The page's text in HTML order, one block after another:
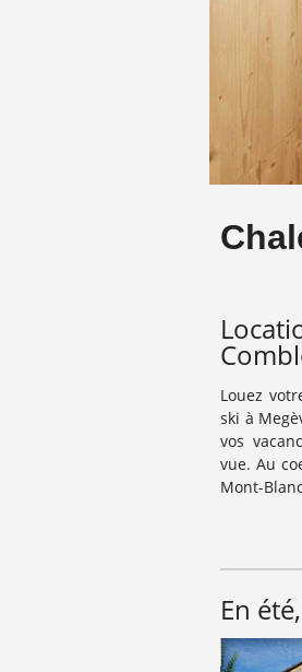
Louez
ski à
vos
vue. Au
Mont-
En